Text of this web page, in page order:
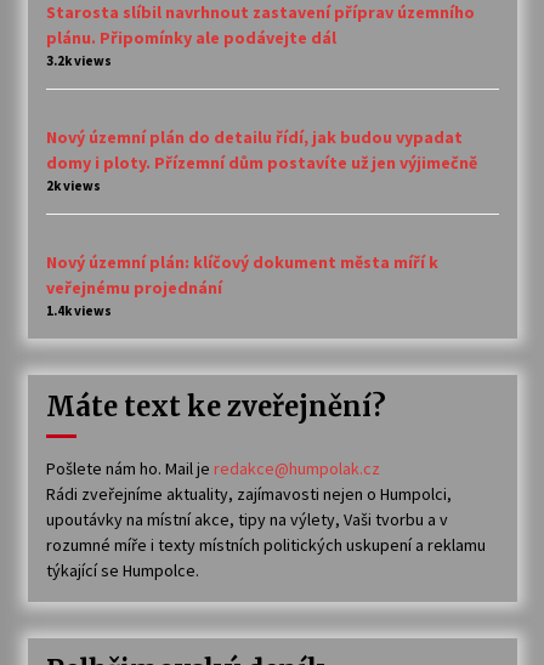
Starosta slíbil navrhnout zastavení příprav územního
plánu. Připomínky ale podávejte dál
3.2k views
Nový územní plán do detailu řídí, jak budou vypadat
domy i ploty. Přízemní dům postavíte už jen výjimečně
2k views
Nový územní plán: klíčový dokument města míří k
veřejnému projednání
1.4k views
Máte text ke zveřejnění?
Pošlete nám ho. Mail je redakce@humpolak.cz
Rádi zveřejníme aktuality, zajímavosti nejen o Humpolci,
upoutávky na místní akce, tipy na výlety, Vaši tvorbu a v
rozumné míře i texty místních politických uskupení a reklamu
týkající se Humpolce.